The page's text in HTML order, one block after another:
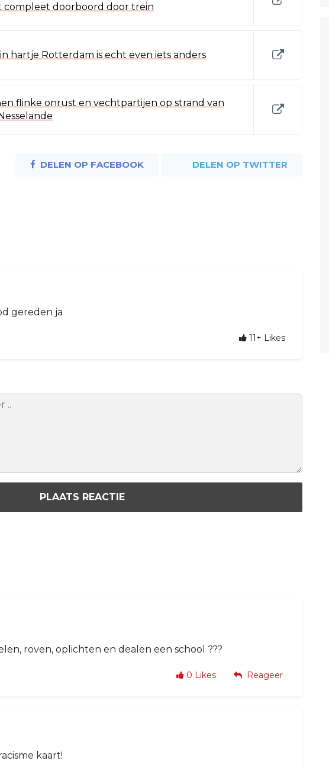
compleet doorboord door trein
hartje Rotterdam is echt even iets anders
flinke onrust en vechtpartijen op strand van
DELEN OP FACEBOOK DELEN OP TWITTER
gereden ja
11+ Likes
PLAATS REACTIE
roven, oplichten en dealen een school ???
0 Likes Reageer
kaart!